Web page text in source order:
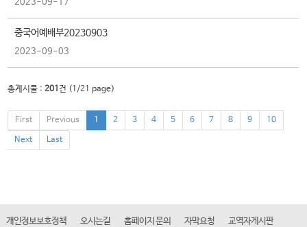
2023-09-17
중국어예배부20230903
2023-09-03
총게시물 :201건 (1 /21 page)
First Previous 1 2 3 4 5 6 7 8 9 10
Next Last
개인정보보호정책 오시는길 홈페이지 문의 자막요청 교역자게시판